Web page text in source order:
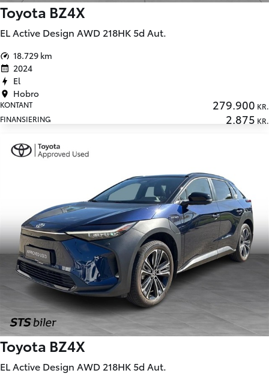
Toyota BZ4X
EL Active Design AWD 218HK 5d Aut.
18.729 km
2024
El
Hobro
KONTANT 279.900 KR.
FINANSIERING
2.875 KR.
Toyota BZ4X
EL Active Design AWD 218HK 5d Aut.